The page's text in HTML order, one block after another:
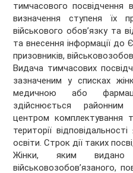
тимчасового посвідчення
визначення ступеня їх
військового обов’язку та
та внесення інформації до
призовників,
Видача тимчасових
зазначеним у списках
медичною або
здійснюється районним
центром комплектування
території
освіти. Строк дії таких
Жінки, яким видано
військовозобов’язаного,